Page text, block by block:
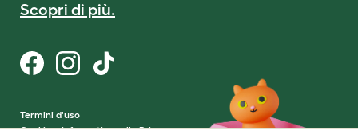
Scopri di più.
Termini d'uso
Cookie e Informativa sulla Privacy